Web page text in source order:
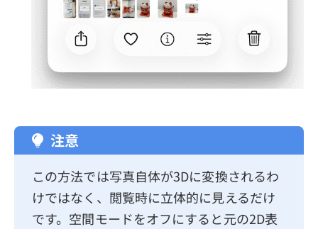
注意
この方法では写真自体が3Dに変換されるわ
けではなく、閲覧時に立体的に見えるだけ
です。空間モードをオフにすると元の2D表